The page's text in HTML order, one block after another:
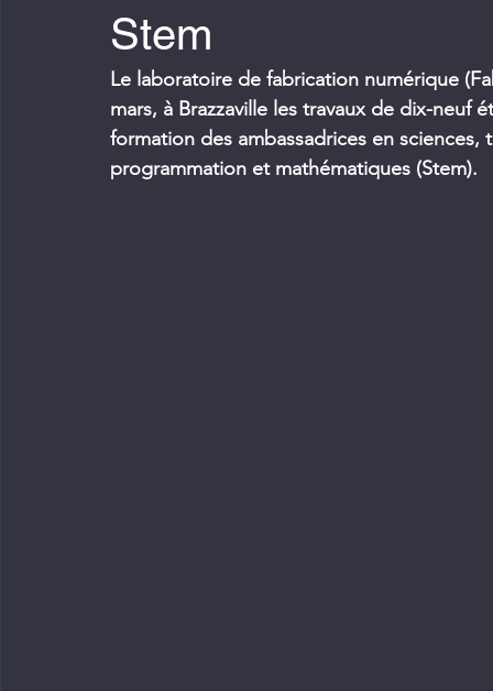
Stem
Le laboratoire de fabrication numérique
mars, à Brazzaville les travaux de dix-neuf
formation des ambassadrices en
programmation et mathématiques (Stem).